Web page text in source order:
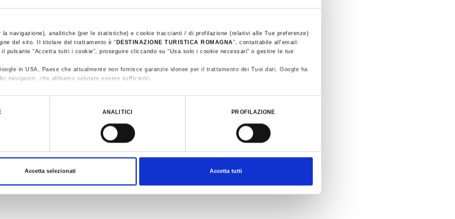
navigazione), analitiche (per le statistiche) e cookie traccianti / di profilazione (relativi alle Tue preferenze)
del sito. Il titolare del trattamento è “DESTINAZIONE TURISTICA ROMAGNA ”, contattabile all'email:
pulsante “Accetta tutti i cookie”, proseguire cliccando su “Usa solo i cookie necessari" o gestire le tue
in USA, Paese che attualmente non fornisce garanzie idonee per il trattamento dei Tuoi dati. Google ha
navigatori, che abbiamo valutato essere sufficienti.
sul trattamento dati clicca qui:Cookie Policy
ANALITICI PROFILAZIONE
Accetta selezionati Accetta tutti